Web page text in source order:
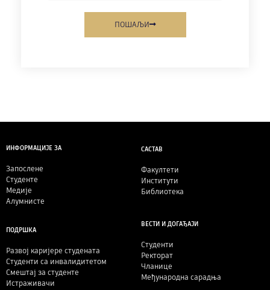
ПОШАЉИ
ИНФОРМАЦИЈЕ ЗА
Запослене
Студенте
Медије
Алумнисте
САСТАВ
Факултети
Институти
Библиотека
ПОДРШКА
Развој каријере студената
Студенти са инвалидитетом
Смештај за студенте
Истраживачи
ВЕСТИ И ДОГАЂАЈИ
Студенти
Ректорат
Чланице
Међународна сарадња